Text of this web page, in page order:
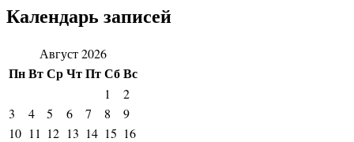
Календарь записей
Август 2026
ПнВтСрЧтПтСбВс
1
2
3
4 5 6 7 8
9
10 11 12 13 14 15 16